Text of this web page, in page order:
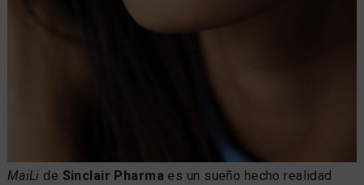
MaiLi de Sinclair Pharma es un sueño hecho realidad